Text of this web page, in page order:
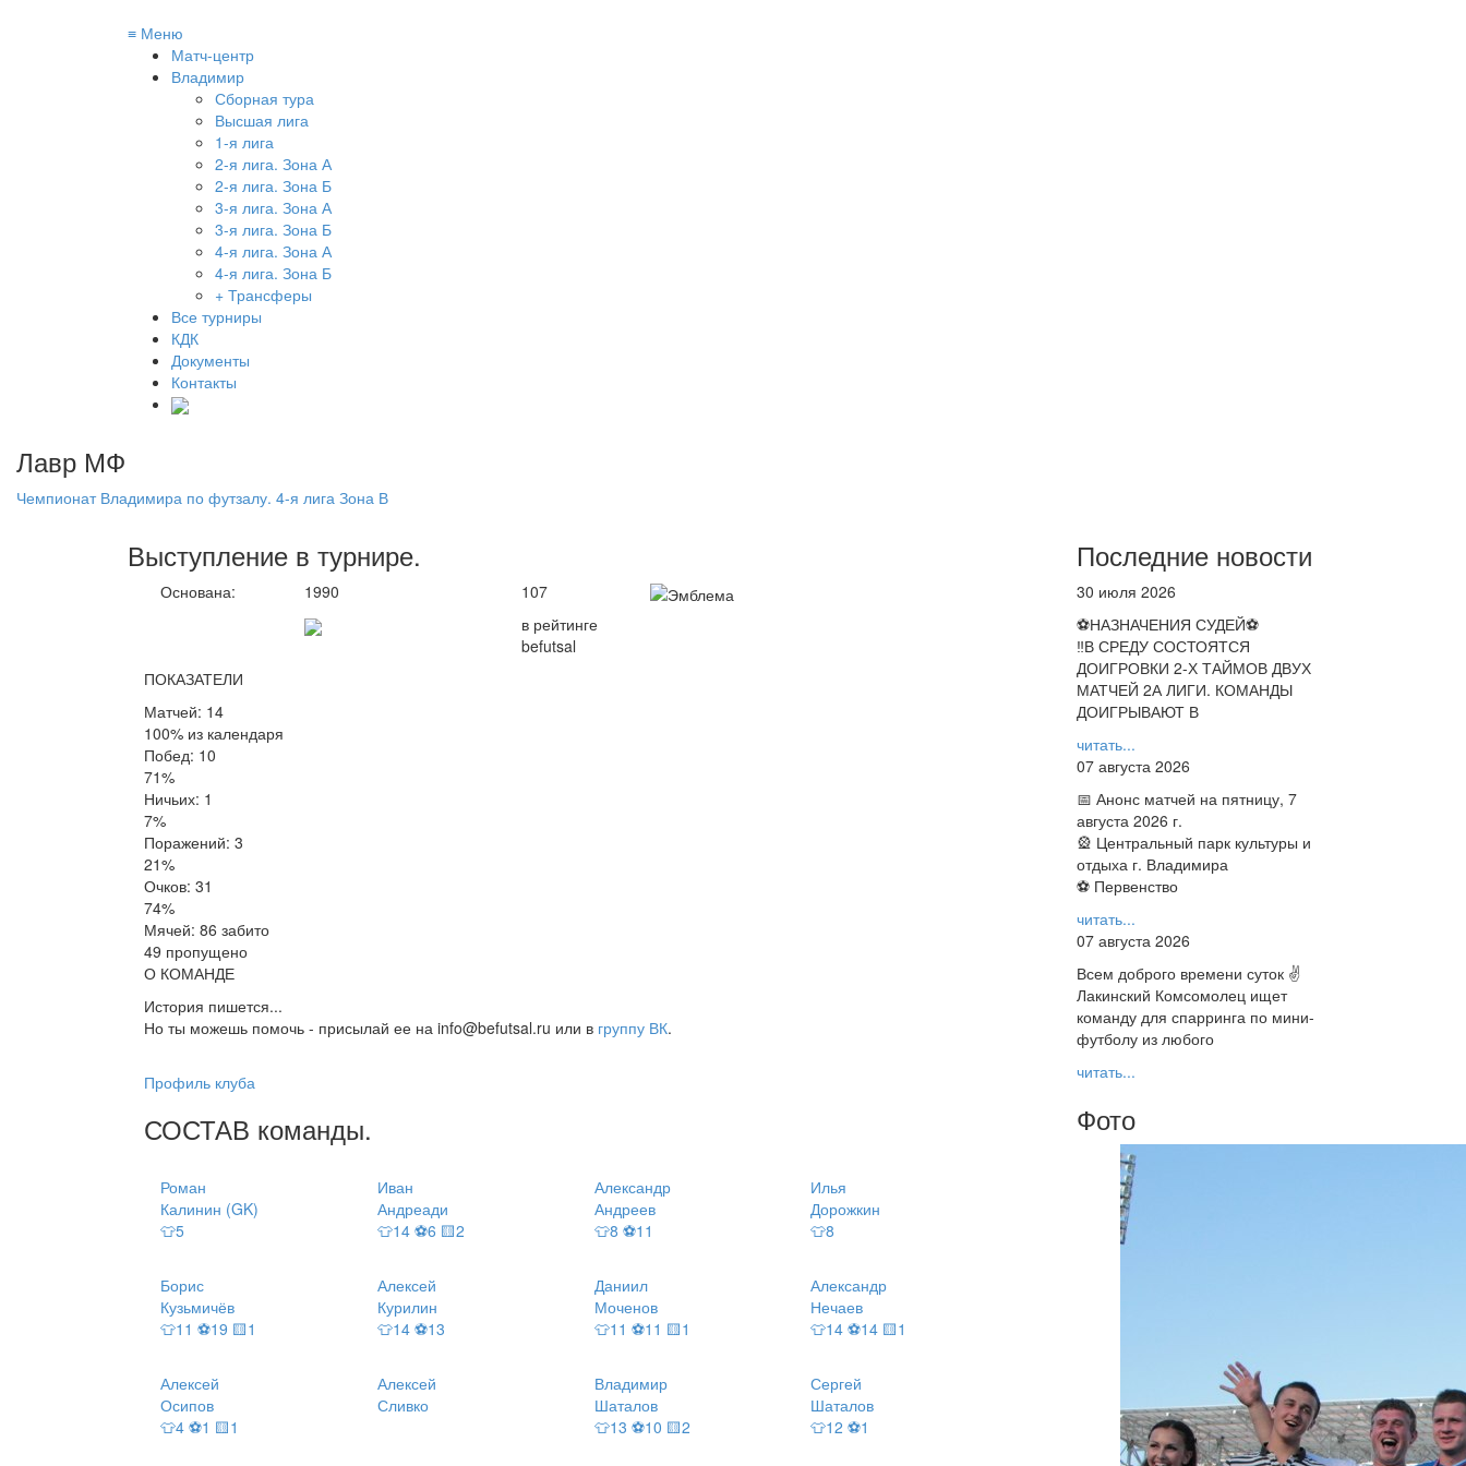
≡ Меню
Матч-центр
Владимир
Сборная тура
Высшая лига
1-я лига
2-я лига. Зона А
2-я лига. Зона Б
3-я лига. Зона А
3-я лига. Зона Б
4-я лига. Зона А
4-я лига. Зона Б
+ Трансферы
Все турниры
КДК
Документы
Контакты
Лавр МФ
Чемпионат Владимира по футзалу. 4-я лига Зона В
Выступление в турнире.
Основана: 1990
107
в рейтинге
befutsal
ПОКАЗАТЕЛИ
Матчей: 14
100% из календаря
Побед: 10
71%
Ничьих: 1
7%
Поражений: 3
21%
Очков: 31
74%
Мячей: 86 забито
49 пропущено
О КОМАНДЕ
История пишется...
Но ты можешь помочь - присылай ее на info@befutsal.ru или в группу ВК.
Профиль клуба
СОСТАВ команды.
Роман
Калинин (GK)
👕5
Иван
Андреади
👕14 ⚽6 🟨2
Александр
Андреев
👕8 ⚽11
Илья
Дорожкин
👕8
Борис
Кузьмичёв
👕11 ⚽19 🟨1
Алексей
Курилин
👕14 ⚽13
Даниил
Моченов
👕11 ⚽11 🟨1
Александр
Нечаев
👕14 ⚽14 🟨1
Алексей
Осипов
👕4 ⚽1 🟨1
Алексей
Сливко
Владимир
Шаталов
👕13 ⚽10 🟨2
Сергей
Шаталов
👕12 ⚽1
Последние новости
30 июля 2026
⚽НАЗНАЧЕНИЯ СУДЕЙ⚽
‼В СРЕДУ СОСТОЯТСЯ
ДОИГРОВКИ 2-Х ТАЙМОВ ДВУХ
МАТЧЕЙ 2А ЛИГИ. КОМАНДЫ
ДОИГРЫВАЮТ В
читать...
07 августа 2026
📅 Анонс матчей на пятницу, 7
августа 2026 г.
🎡 Центральный парк культуры и
отдыха г. Владимира
⚽ Первенство
читать...
07 августа 2026
Всем доброго времени суток ✌
Лакинский Комсомолец ищет
команду для спарринга по мини-
футболу из любого
читать...
Фото